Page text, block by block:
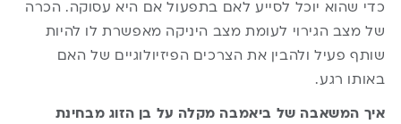
כדי שהוא יוכל לסייע לאם בתפעול אם היא עסוקה. הכרה
של מצב הגירוי לעומת מצב היניקה מאפשרת לו להיות
שותף פעיל ולהבין את הצרכים הפיזיולוגיים של האם
באותו רגע.
איך המשאבה של ביאמבה מקלה על בן הזוג מבחינת